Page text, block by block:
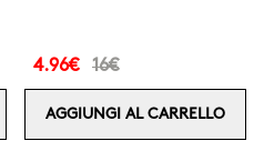
4.96€ 16€
AGGIUNGI AL CARRELLO